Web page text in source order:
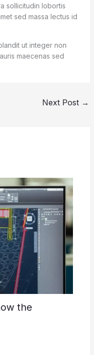
sollicitudin lobortis
sed massa lectus id
ut integer non
maecenas sed
Next Post →
the